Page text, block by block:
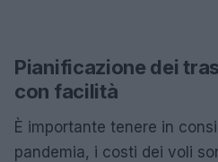
Pianificazione dei
con facilità
È importante tenere in
pandemia, i costi dei voli